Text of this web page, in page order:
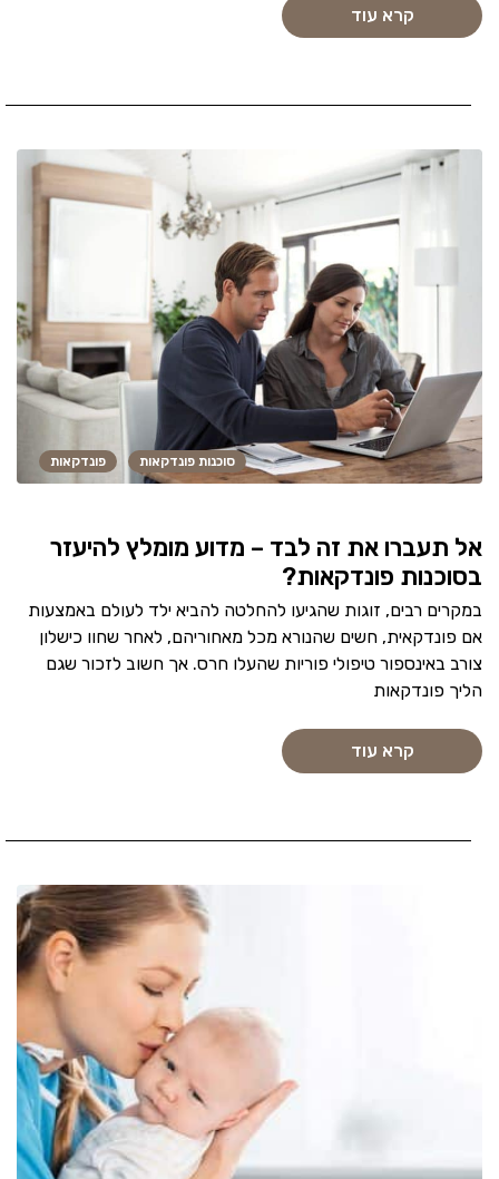
קרא עוד
סוכנות פונדקאות פונדקאות
אל תעברו את זה לבד – מדוע מומלץ להיעזר
בסוכנות פונדקאות?
במקרים רבים, זוגות שהגיעו להחלטה להביא ילד לעולם באמצעות
אם פונדקאית, חשים שהנורא מכל מאחוריהם, לאחר שחוו כישלון
צורב באינספור טיפולי פוריות שהעלו חרס. אך חשוב לזכור שגם
הליך פונדקאות
קרא עוד